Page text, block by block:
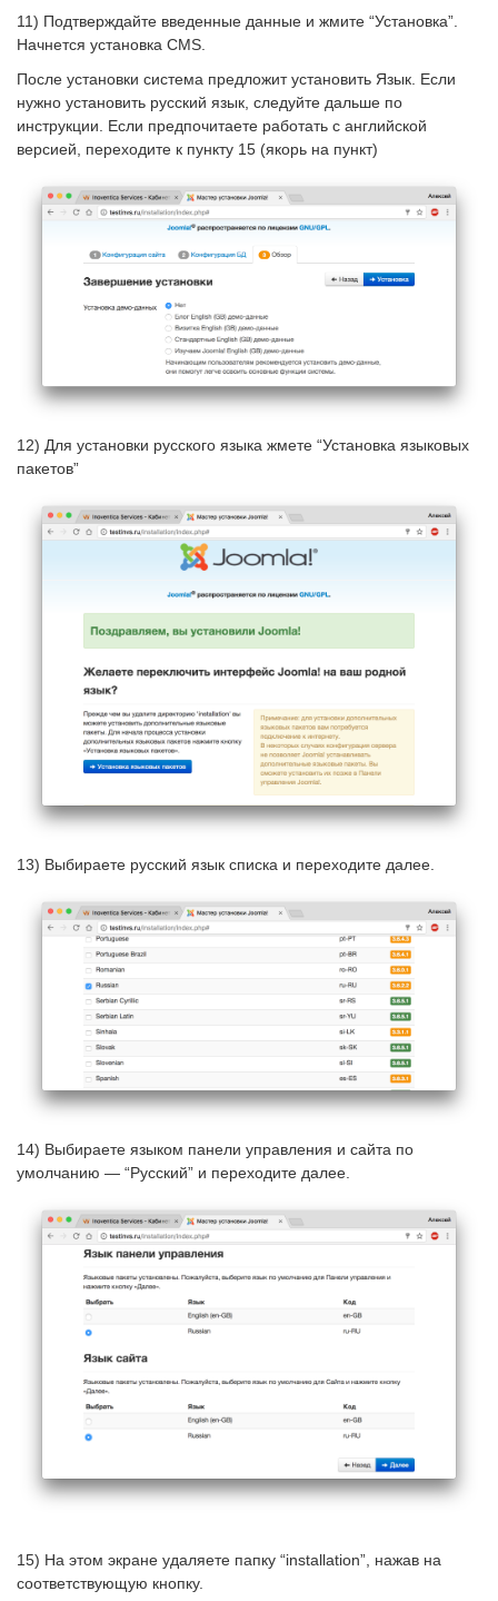
11) Подтверждайте введенные данные и жмите “Установка”.
Начнется установка CMS.
После установки система предложит установить Язык. Если
нужно установить русский язык, следуйте дальше по
инструкции. Если предпочитаете работать с английской
версией, переходите к пункту 15 (якорь на пункт)
12) Для установки русского языка жмете “Установка языковых
пакетов”
13) Выбираете русский язык списка и переходите далее.
14) Выбираете языком панели управления и сайта по
умолчанию — “Русский” и переходите далее.
15) На этом экране удаляете папку “installation”, нажав на
соответствующую кнопку.